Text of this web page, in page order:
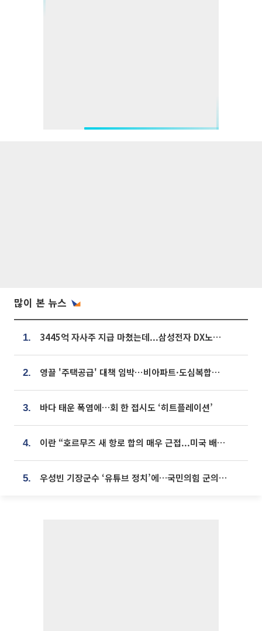
많이 본 뉴스
1. 3445억 자사주 지급 마쳤는데...삼성전자 DX노조, 뒤늦은 '떼쓰기 집회'
2. 영끌 '주택공급' 대책 임박⋯비아파트·도심복합까지 총동원
3. 바다 태운 폭염에…회 한 접시도 ‘히트플레이션’
4. 이란 “호르무즈 새 항로 합의 매우 근접...미국 배상 먼저”
5. 우성빈 기장군수 ‘유튜브 정치’에…국민의힘 군의원들 집단 반발